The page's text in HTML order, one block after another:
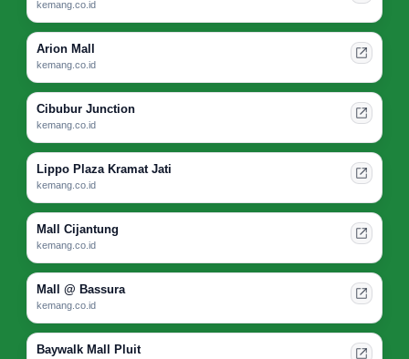
kemang.co.id
Arion Mall
kemang.co.id
Cibubur Junction
kemang.co.id
Lippo Plaza Kramat Jati
kemang.co.id
Mall Cijantung
kemang.co.id
Mall @ Bassura
kemang.co.id
Baywalk Mall Pluit